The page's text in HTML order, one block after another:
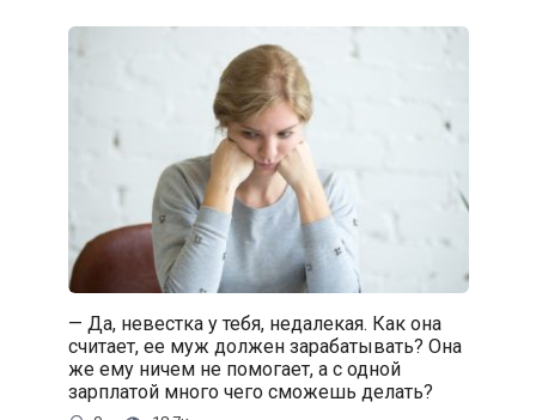
— Да, невестка у тебя, недалекая. Как она
считает, ее муж должен зарабатывать? Она
же ему ничем не помогает, а с одной
зарплатой много чего сможешь делать?